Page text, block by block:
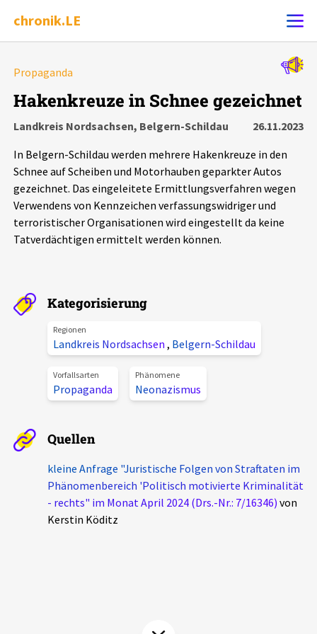
chronik.LE
Chronik
Dossiers
Leipziger Zustände
Schlaglichter
Phänomene
Aktuelles
Alle Beiträge
Veranstaltungen
Pressemitteilungen
Über uns
Kontakt
Unterstützer_innen
Spenden
Propaganda
Hakenkreuze in Schnee gezeichnet
Landkreis Nordsachsen, Belgern-Schildau
26.11.2023
In Belgern-Schildau werden mehrere Hakenkreuze in den
Schnee auf Scheiben und Motorhauben geparkter Autos
gezeichnet. Das eingeleitete Ermittlungsverfahren wegen
Verwendens von Kennzeichen verfassungswidriger und
terroristischer Organisationen wird eingestellt da keine
Tatverdächtigen ermittelt werden können.
Kategorisierung
Regionen
Landkreis Nordsachsen , Belgern-Schildau
Vorfallsarten
Propaganda
Phänomene
Neonazismus
Quellen
kleine Anfrage "Juristische Folgen von Straftaten im
Phänomenbereich 'Politisch motivierte Kriminalität
- rechts" im Monat April 2024 (Drs.-Nr.: 7/16346) von
Kerstin Köditz
Alle Ereignisse
Ereignisse
Ereignisse Statistik
Exportieren Filter Erklärungen